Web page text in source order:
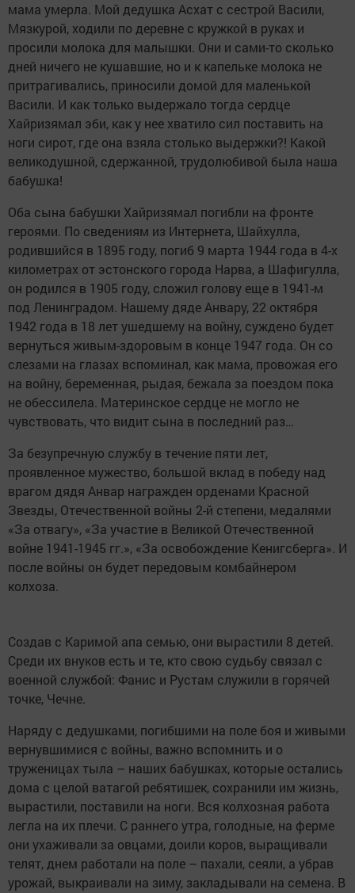
мама умерла. Мой дедушка Асхат с сестрой Васили,
Мязкурой, ходили по деревне с кружкой в руках и
просили молока для малышки. Они и сами-то сколько
дней ничего не кушавшие, но и к капельке молока не
притрагивались, приносили домой для маленькой
Васили. И как только выдержало тогда сердце
Хайризямал эби, как у нее хватило сил поставить на
ноги сирот, где она взяла столько выдержки?! Какой
великодушной, сдержанной, трудолюбивой была наша
бабушка!
Оба сына бабушки Хайризямал погибли на фронте
героями. По сведениям из Интернета, Шайхулла,
родившийся в 1895 году, погиб 9 марта 1944 года в 4-х
километрах от эстонского города Нарва, а Шафигулла,
он родился в 1905 году, сложил голову еще в 1941-м
под Ленинградом. Нашему дяде Анвару, 22 октября
1942 года в 18 лет ушедшему на войну, суждено будет
вернуться живым-здоровым в конце 1947 года. Он со
слезами на глазах вспоминал, как мама, провожая его
на войну, беременная, рыдая, бежала за поездом пока
не обессилела. Материнское сердце не могло не
чувствовать, что видит сына в последний раз…
За безупречную службу в течение пяти лет,
проявленное мужество, большой вклад в победу над
врагом дядя Анвар награжден орденами Красной
Звезды, Отечественной войны 2-й степени, медалями
«За отвагу», «За участие в Великой Отечественной
войне 1941-1945 гг.», «За освобождение Кенигсберга». И
после войны он будет передовым комбайнером
колхоза.
Создав с Каримой апа семью, они вырастили 8 детей.
Среди их внуков есть и те, кто свою судьбу связал с
военной службой: Фанис и Рустам служили в горячей
точке, Чечне.
Наряду с дедушками, погибшими на поле боя и живыми
вернувшимися с войны, важно вспомнить и о
труженицах тыла – наших бабушках, которые остались
дома с целой ватагой ребятишек, сохранили им жизнь,
вырастили, поставили на ноги. Вся колхозная работа
легла на их плечи. С раннего утра, голодные, на ферме
они ухаживали за овцами, доили коров, выращивали
телят, днем работали на поле – пахали, сеяли, а убрав
урожай, выкраивали на зиму, закладывали на семена. В